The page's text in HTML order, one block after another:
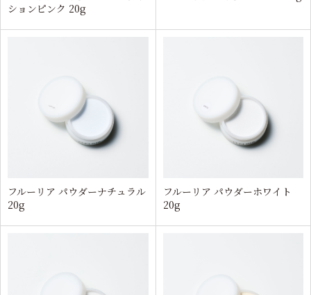
ションピンク 20g
フルーリア パウダーナチュラル
20g
フルーリア パウダーホワイト
20g